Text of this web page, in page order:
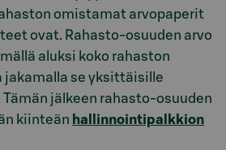
omistamat arvopaperit
ovat. Rahasto-osuuden arvo
aluksi koko rahaston
jakamalla se yksittäisille
jälkeen rahasto-osuuden
kiinteän hallinnointipalkkion